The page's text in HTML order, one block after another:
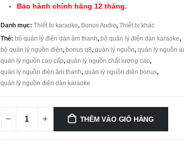
Bảo hành chính hãng 12 tháng.
Danh mục: Thiết bị karaoke, Bonus Audio, Thiết bị khác
Thẻ: bộ quản lý điện dàn âm thanh, bộ quản lý điện dàn karaoke,
bộ quản lý nguồn điện, bonus q8, quản lý nguồn, quản lý nguồn
quản lý nguồn cao cấp, quản lý nguồn chất lượng cao,
quản lý nguồn điện âm thanh, quản lý nguồn điện bonus,
quản lý nguồn điện dàn karaoke
THÊM VÀO GIỎ HÀNG